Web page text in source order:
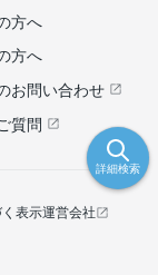
詳細検索
方へ
方へ
お問い合わせ
質問
表示運営会社